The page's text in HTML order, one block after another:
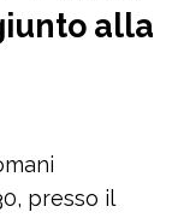
alla
presso il